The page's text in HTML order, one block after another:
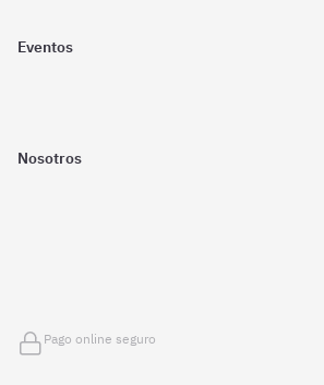
Eventos
Nosotros
Pago online seguro